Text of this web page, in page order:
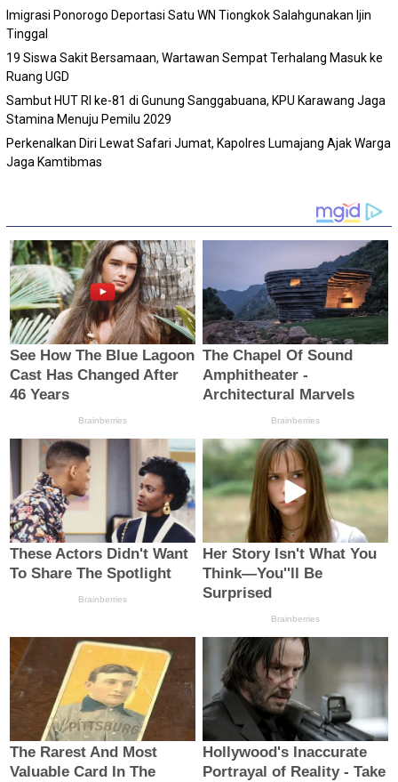
Imigrasi Ponorogo Deportasi Satu WN Tiongkok Salahgunakan Ijin
Tinggal
19 Siswa Sakit Bersamaan, Wartawan Sempat Terhalang Masuk ke
Ruang UGD
Sambut HUT RI ke-81 di Gunung Sanggabuana, KPU Karawang Jaga
Stamina Menuju Pemilu 2029
Perkenalkan Diri Lewat Safari Jumat, Kapolres Lumajang Ajak Warga
Jaga Kamtibmas